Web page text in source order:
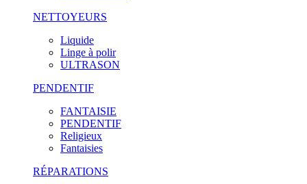
NETTOYEURS
Liquide
Linge à polir
ULTRASON
PENDENTIF
FANTAISIE
PENDENTIF
Religieux
Fantaisies
RÉPARATIONS